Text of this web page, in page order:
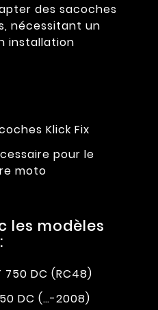
des sacoches
nécessitant un
installation
Klick Fix
pour le
moto
les modèles
750 DC (RC48)
DC (…-2008)